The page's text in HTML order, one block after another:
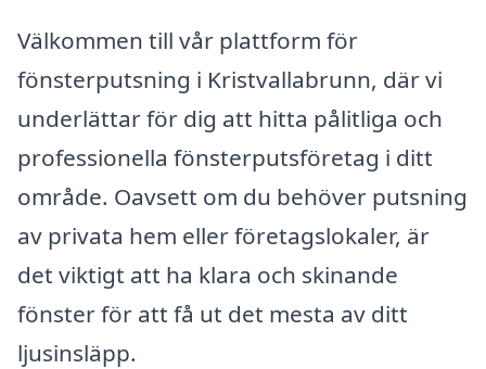
Välkommen till vår plattform för
fönsterputsning i Kristvallabrunn, där vi
underlättar för dig att hitta pålitliga och
professionella fönsterputsföretag i ditt
område. Oavsett om du behöver putsning
av privata hem eller företagslokaler, är
det viktigt att ha klara och skinande
fönster för att få ut det mesta av ditt
ljusinsläpp.